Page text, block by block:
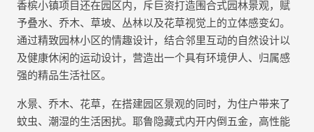
香槟小镇项目还在园区内，斥巨资打造围合式园林景观，赋
予叠水、乔木、草坡、丛林以及花草视觉上的立体感变幻。
通过精致园林小区的情趣设计，结合邻里互动的自然设计以
及健康休闲的运动设计，营造出一个具有环境伊人、归属感
强的精品生活社区。
水景、乔木、花草，在搭建园区景观的同时，为住户带来了
蚊虫、潮湿的生活困扰。耶鲁隐藏式内开内倒五金，高性能